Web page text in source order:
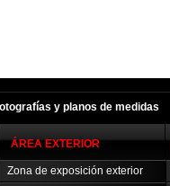
y planos de medidas
ÁREA EXTERIOR
Zona de exposición exterior